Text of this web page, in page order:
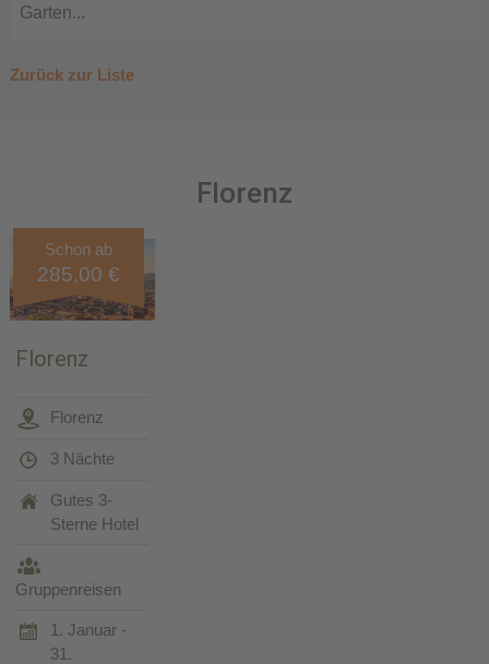
Garten...
Zurück zur Liste
Florenz
Schon ab
285,00 €
Florenz
Florenz
3 Nächte
Gutes 3-
Sterne Hotel
Gruppenreisen
1. Januar -
31.